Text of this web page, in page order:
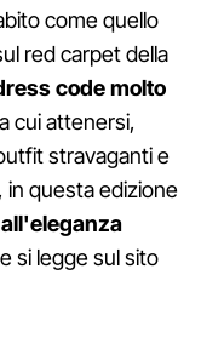
come quello
red carpet della
code molto
cui attenersi,
stravaganti e
in questa edizione
si legge sul sito